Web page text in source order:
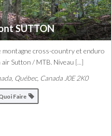
SUTTON
montagne cross-country et enduro
Sutton / MTB. Niveau [...]
Québec, Canada J0E 2K0
Faire